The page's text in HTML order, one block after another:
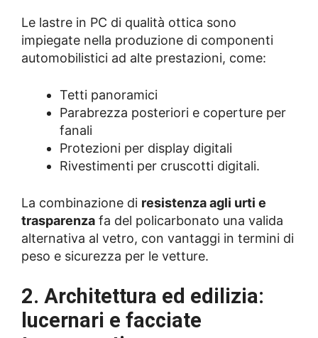
Le lastre in PC di qualità ottica sono
impiegate nella produzione di componenti
automobilistici ad alte prestazioni, come:
Tetti panoramici
Parabrezza posteriori e coperture per
fanali
Protezioni per display digitali
Rivestimenti per cruscotti digitali.
La combinazione di resistenza agli urti e
trasparenza fa del policarbonato una valida
alternativa al vetro, con vantaggi in termini di
peso e sicurezza per le vetture.
2. Architettura ed edilizia:
lucernari e facciate